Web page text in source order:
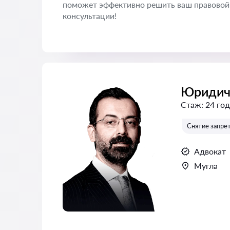
поможет эффективно решить ваш
консультации!
Стаж: 24
Снятие
Адвокат
Мугла